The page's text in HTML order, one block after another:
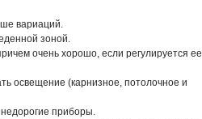
вариаций.
зоной.
очень хорошо, если регулируется ее
освещение (карнизное, потолочное и
приборы.